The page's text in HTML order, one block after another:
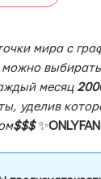
мира с
месяц
уделив
$$$✨